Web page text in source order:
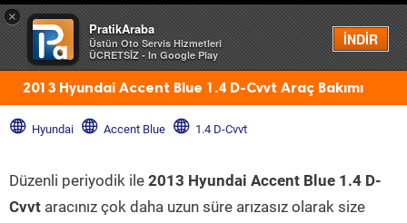
×
PratikAraba
Üstün Oto Servis Hizmetleri
ÜCRETSİZ - In Google Play
İNDİR
Menü
2013 Hyundai Accent Blue 1.4 D-Cvvt Araç Bakımı
Hyundai Accent Blue 1.4 D-Cvvt
Düzenli periyodik ile 2013 Hyundai Accent Blue 1.4 D-
Cvvt aracınız çok daha uzun süre arızasız olarak size